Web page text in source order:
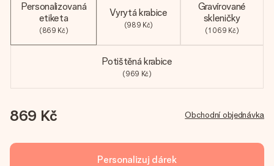
Personalizovaná
etiketa
(869 Kč)
Vyrytá krabice
(989 Kč)
Gravírované
skleničky
(1 069 Kč)
Potištěná krabice
(969 Kč)
869 Kč Obchodní objednávka
Personalizuj dárek